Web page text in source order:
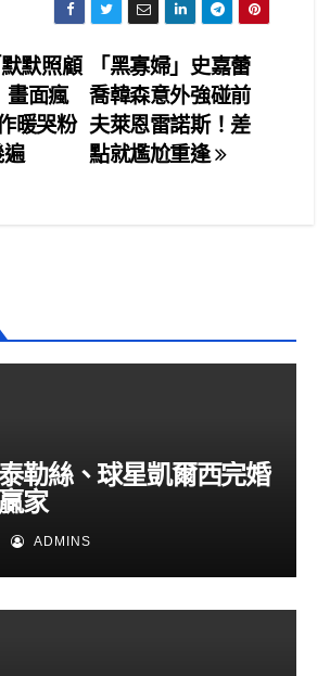
ail ar
e
「黑寡婦」史嘉蕾
喬韓森意外強碰前
夫萊恩雷諾斯！差
點就尷尬重逢
默照顧
畫面瘋
暖哭粉
遍
勒絲、球星凱爾西完婚
家
ADMINS